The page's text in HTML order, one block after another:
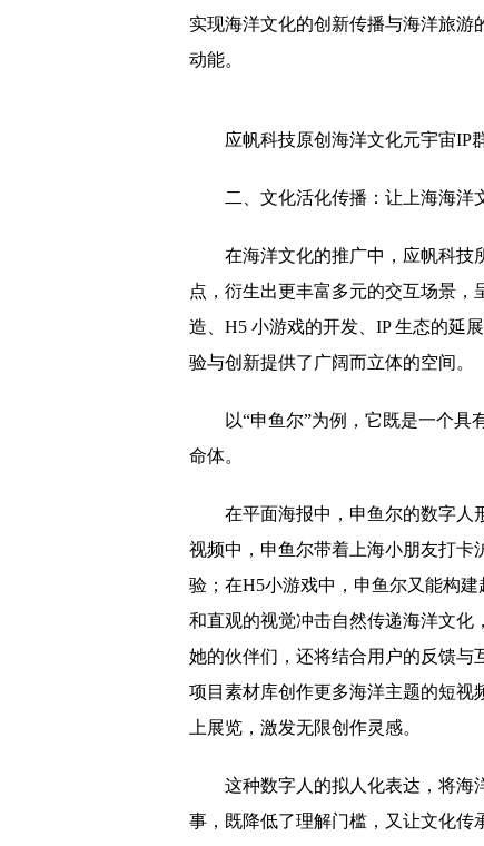
实现海洋文化的创新传播与海洋旅
动能。
应帆科技原创海洋文化元宇宙IP
二、文化活化传播：让上海海洋
在海洋文化的推广中，应帆科技
点，衍生出更丰富多元的交互场景
造、H5 小游戏的开发、IP 生态的延
验与创新提供了广阔而立体的空间。
以“申鱼尔”为例，它既是一个
命体。
在平面海报中，申鱼尔的数字人
视频中，申鱼尔带着上海小朋友打卡
验；在H5小游戏中，申鱼尔又能构
和直观的视觉冲击自然传递海洋文化
她的伙伴们，还将结合用户的反馈
项目素材库创作更多海洋主题的短视
上展览，激发无限创作灵感。
这种数字人的拟人化表达，将海
事，既降低了理解门槛，又让文化传